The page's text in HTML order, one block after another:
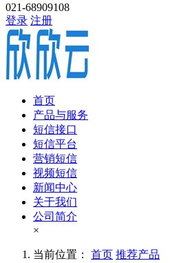
021-68909108
登录 注册
首页
产品与服务
短信接口
短信平台
营销短信
视频短信
新闻中心
关于我们
公司简介
×
当前位置： 首页 推荐产品